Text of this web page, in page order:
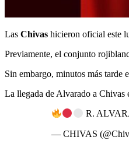
Las Chivas hicieron oficial este
Previamente, el conjunto
Sin embargo, minutos más
La llegada de Alvarado a Chivas
R.
— CHIVAS